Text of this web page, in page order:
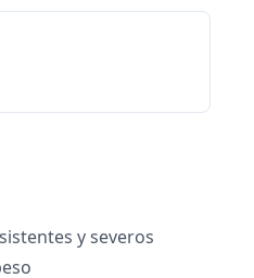
y severos